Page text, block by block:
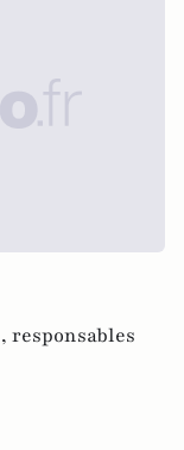
responsables